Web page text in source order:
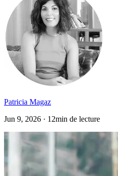
Patricia Magaz
Jun 9, 2026 · 12min de lecture